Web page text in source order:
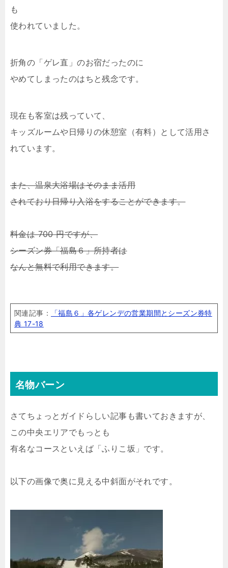
も
使われていました。
折角の「ゲレ直」のお宿だったのに
やめてしまったのはちと残念です。
現在も客室は残っていて、
キッズルームや日帰りの休憩室（有料）として活用さ
れています。
また、温泉大浴場はそのまま活用
されており日帰り入浴をすることができます。
料金は 700 円ですが、
シーズン券「福島６」所持者は
なんと無料で利用できます。
関連記事：
「福島６」各ゲレンデの営業期間とシーズン券特
典 17-18
名物バーン
さてちょっとガイドらしい記事も書いておきますが、
この中央エリアでもっとも
有名なコースといえば「ふりこ坂」です。
以下の画像で奥に見える中斜面がそれです。